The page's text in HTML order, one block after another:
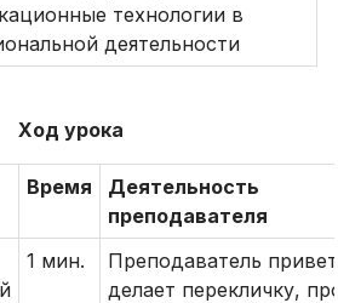
технологии в
деятельности
Ход урока
Время
Деятельность
преподавателя
1 мин.
Преподаватель
делает перекличку,